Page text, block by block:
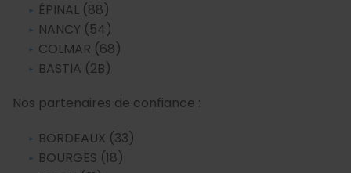
ÉPINAL (88)
NANCY (54)
COLMAR (68)
BASTIA (2B)
Nos partenaires de confiance :
BORDEAUX (33)
BOURGES (18)